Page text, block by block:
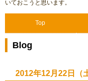
いておこうと思います。
Top
Blog
2012年12月22日